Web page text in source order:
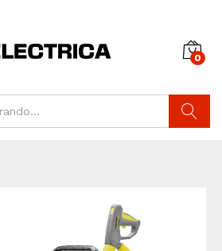
0